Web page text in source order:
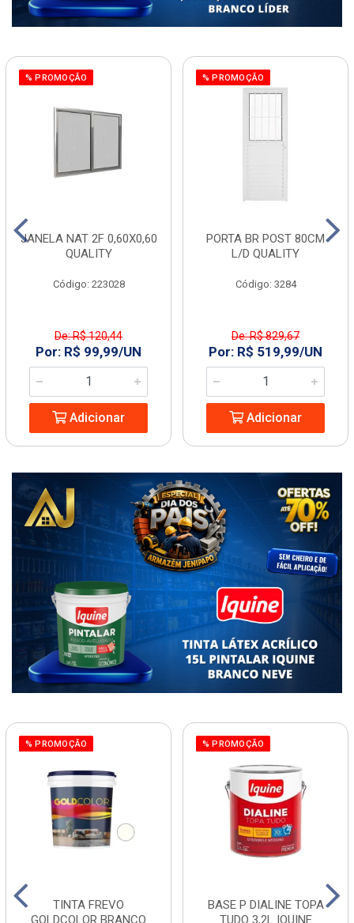
% PROMOÇÃO
JANELA NAT 2F 0,60X0,60
QUALITY
Código: 223028
De: R$ 120,44
Por: R$ 99,99/UN
Adicionar
% PROMOÇÃO
PORTA BR POST 80CM
L/D QUALITY
Código: 3284
De: R$ 829,67
Por: R$ 519,99/UN
Adicionar
% PROMOÇÃO
TINTA FREVO
GOLDCOLOR BRANCO
% PROMOÇÃO
BASE P DIALINE TOPA
TUDO 3,2L IQUINE